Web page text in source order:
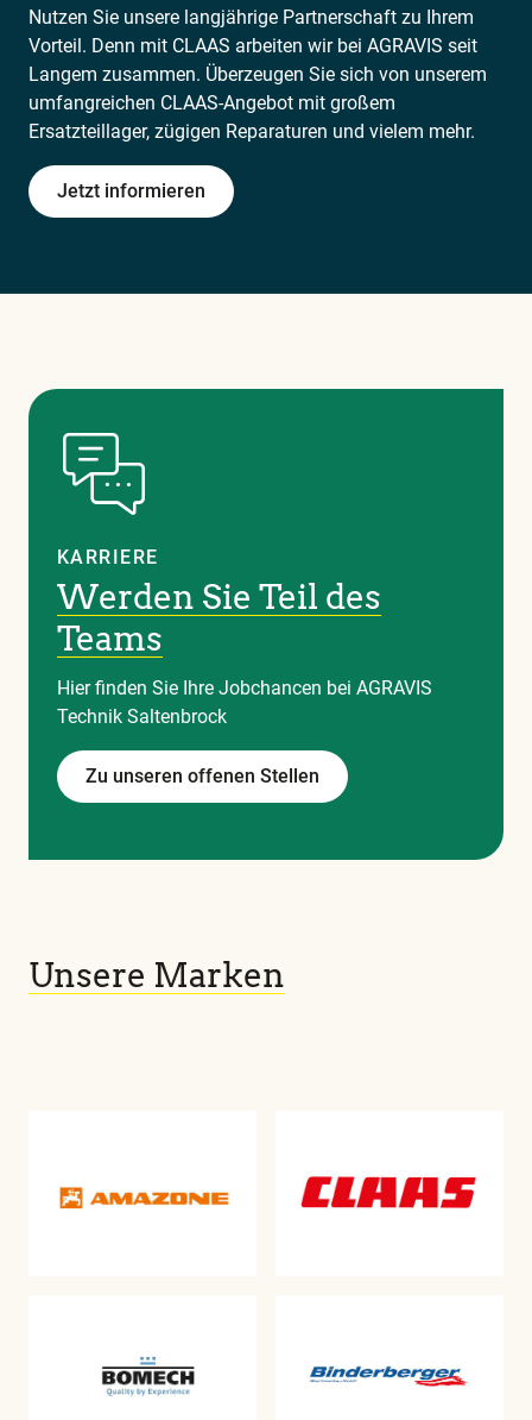
Nutzen Sie unsere langjährige Partnerschaft zu Ihrem
Vorteil. Denn mit CLAAS arbeiten wir bei AGRAVIS seit
Langem zusammen. Überzeugen Sie sich von unserem
umfangreichen CLAAS-Angebot mit großem
Ersatzteillager, zügigen Reparaturen und vielem mehr.
Jetzt informieren
KARRIERE
Werden Sie Teil des
Teams
Hier finden Sie Ihre Jobchancen bei AGRAVIS
Technik Saltenbrock
Zu unseren offenen Stellen
Unsere Marken